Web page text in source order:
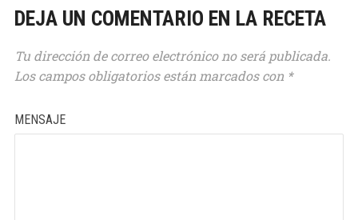
DEJA UN COMENTARIO EN LA RECETA
Tu dirección de correo electrónico no será publicada.
Los campos obligatorios están marcados con *
MENSAJE